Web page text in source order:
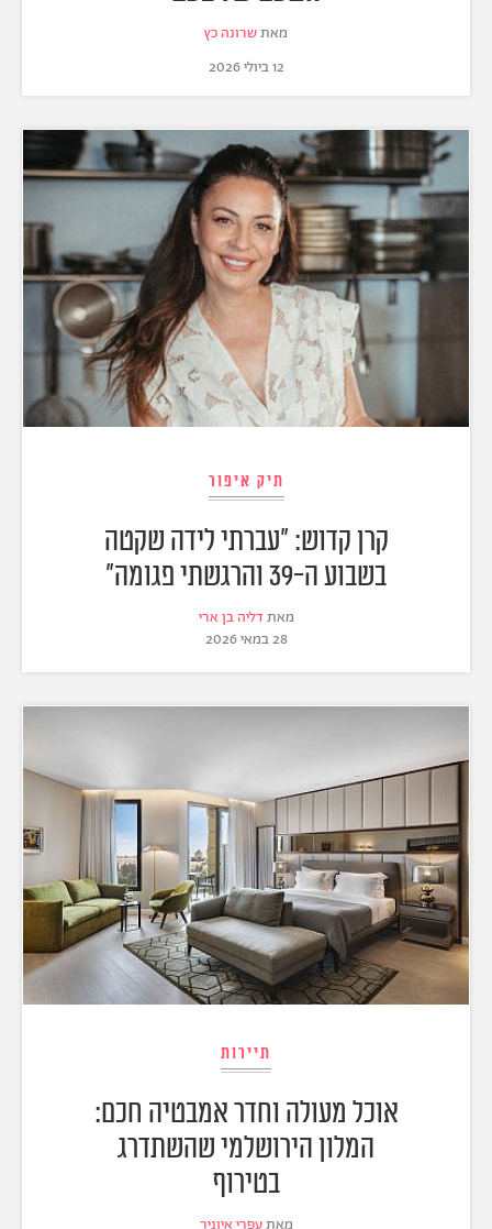
מאתשרונה כץ
12 ביולי 2026
תיק איפור
קרן קדוש: "עברתי לידה שקטה
בשבוע ה-39 והרגשתי פגומה"
מאת דליה בן ארי
28 במאי 2026
תיירות
אוכל מעולה וחדר אמבטיה חכם:
המלון הירושלמי שהשתדרג
בטירוף